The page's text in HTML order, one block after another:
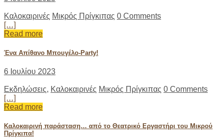
Καλοκαιρινές Μικρός Πρίγκιπας 0 Comments
[…]
Read more
Ένα Απίθανο Μπουγέλο-Party!
6 Ιουλίου 2023
Εκδηλώσεις, Καλοκαιρινές Μικρός Πρίγκιπας 0 Comments
[…]
Read more
Καλοκαιρινή παράσταση… από το Θεατρικό Εργαστήρι του Μικρού
Πρίγκιπα!